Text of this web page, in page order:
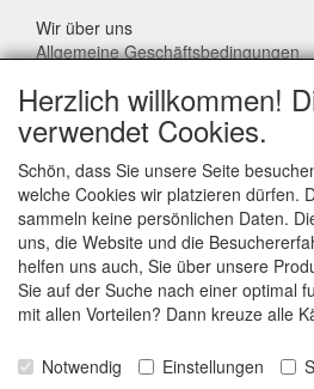
Wir über uns
Allgemeine Geschäftsbedingungen
Haftungsausschluss
Über Rik Thijssen
ALLGEMEIN
www.rikthijssenshop.nl
Logistik durch OTOPARTS BV
Herzlich willkommen!
verwendet Cookies.
Schön, dass Sie unsere Seite
welche Cookies wir platzieren dürfen.
sammeln keine persönlichen Daten.
uns, die Website und die
helfen uns auch, Sie über unsere
Sie auf der Suche nach einer optimal
mit allen Vorteilen? Dann kreuze alle
Notwendig Einstellungen